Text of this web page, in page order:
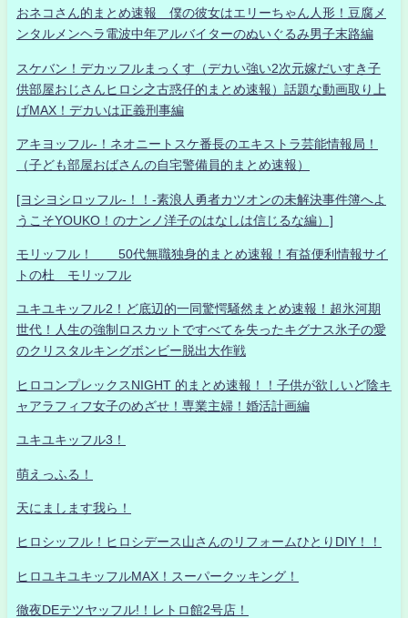
おネコさん的まとめ速報 僕の彼女はエリーちゃん人形！豆腐メ
ンタルメンヘラ電波中年アルバイターのぬいぐるみ男子末路編
スケバン！デカッフルまっくす（デカい強い2次元嫁だいすき子
供部屋おじさんヒロシ之古惑仔的まとめ速報）話題な動画取り上
げMAX！デカいは正義刑事編
アキヨッフル-！ネオニートスケ番長のエキストラ芸能情報局！
（子ども部屋おばさんの自宅警備員的まとめ速報）
[ヨシヨシロッフル-！！-素浪人勇者カツオンの未解決事件簿へよ
うこそYOUKO！のナンノ洋子のはなしは信じるな編）]
モリッフル！ 50代無職独身的まとめ速報！有益便利情報サイ
トの杜 モリッフル
ユキユキッフル2！ど底辺的一同驚愕騒然まとめ速報！超氷河期
世代！人生の強制ロスカットですべてを失ったキグナス氷子の愛
のクリスタルキングボンビー脱出大作戦
ヒロコンプレックスNIGHT 的まとめ速報！！子供が欲しいど陰キ
ャアラフィフ女子のめざせ！専業主婦！婚活計画編
ユキユキッフル3！
萌えっふる！
天にまします我ら！
ヒロシッフル！ヒロシデース山さんのリフォームひとりDIY！！
ヒロユキユキッフルMAX！スーパークッキング！
徹夜DEテツヤッフル!！レトロ館2号店！